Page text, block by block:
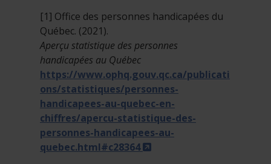
[1] Office des personnes handicapées du
Québec. (2021).
Aperçu statistique des personnes
handicapées au Québec
https://www.ophq.gouv.qc.ca/publicati
ons/statistiques/personnes-
handicapees-au-quebec-en-
chiffres/apercu-statistique-des-
personnes-handicapees-au-
quebec.html#c28364
- Cet hyperlien